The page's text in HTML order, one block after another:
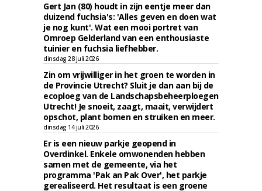
Gert Jan (80) houdt in zijn eentje meer dan
duizend fuchsia's: 'Alles geven en doen wat
je nog kunt'. Wat een mooi portret van
Omroep Gelderland van een enthousiaste
tuinier en fuchsia liefhebber.
dinsdag 28 juli 2026
Zin om vrijwilliger in het groen te worden in
de Provincie Utrecht? Sluit je dan aan bij de
ecoploeg van de Landschapsbeheerploegen
Utrecht! Je snoeit, zaagt, maait, verwijdert
opschot, plant bomen en struiken en meer.
dinsdag 14 juli 2026
Er is een nieuw parkje geopend in
Overdinkel. Enkele omwonenden hebben
samen met de gemeente, via het
programma 'Pak an Pak Over', het parkje
gerealiseerd. Het resultaat is een groene